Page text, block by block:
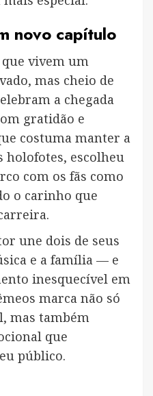
novo capítulo
vivem um
mas cheio de
a chegada
gratidão e
costuma manter a
holofotes, escolheu
com os fãs como
o carinho que
une dois de seus
e a família — e
inesquecível em
marca não só
mas também
que
público.